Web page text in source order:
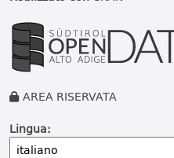
AREA RISERVATA
Lingua